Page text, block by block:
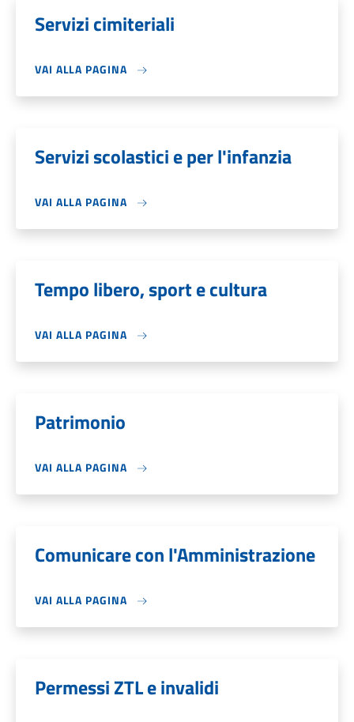
Servizi cimiteriali
VAI ALLA PAGINA
Servizi scolastici e per l'infanzia
VAI ALLA PAGINA
Tempo libero, sport e cultura
VAI ALLA PAGINA
Patrimonio
VAI ALLA PAGINA
Comunicare con l'Amministrazione
VAI ALLA PAGINA
Permessi ZTL e invalidi